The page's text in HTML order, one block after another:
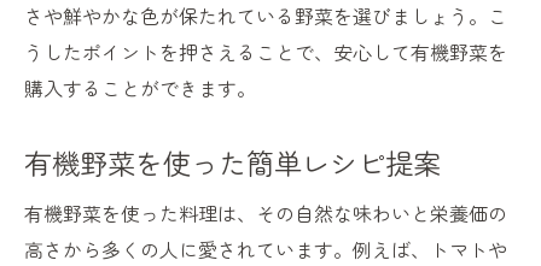
さや鮮やかな色が保たれている野菜を選びましょう。こ
うしたポイントを押さえることで、安心して有機野菜を
購入することができます。
有機野菜を使った簡単レシピ提案
有機野菜を使った料理は、その自然な味わいと栄養価の
高さから多くの人に愛されています。例えば、トマトや